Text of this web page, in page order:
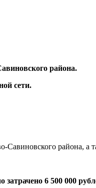
района.
сети.
района, а
6 500 000